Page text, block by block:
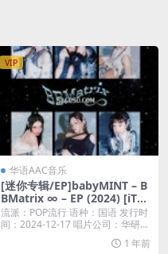
VIP
华语AAC音乐
[迷你专辑/EP]babyMINT – B
BMatrix ∞ – EP (2024) [iTun
es Plus M4A]
流派：POP流行 语种：国语 发行时
间：2024-12-17 唱片公司：华研国
1 年前